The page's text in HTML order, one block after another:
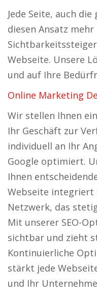
Jede Seite, auch
diesen Ansatz mehr
Webseite. Unsere
und auf Ihre
Online Marketing
Wir stellen Ihnen
Ihr Geschäft zur
individuell an Ihr
Google optimiert.
Ihnen
Webseite integriert
Netzwerk, das
Mit unserer SEO-
sichtbar und zieht
Kontinuierliche
stärkt jede
und Ihr